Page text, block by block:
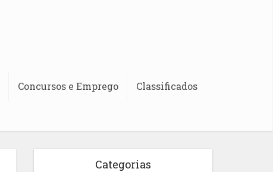
Concursos e Emprego Classificados
Categorias